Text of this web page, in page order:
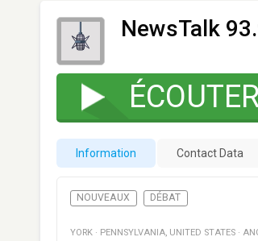
NewsTalk
Information Contact Data
NOUVEAUX DÉBAT
YORK · PENNSYLVANIA, UNITED STATES ·